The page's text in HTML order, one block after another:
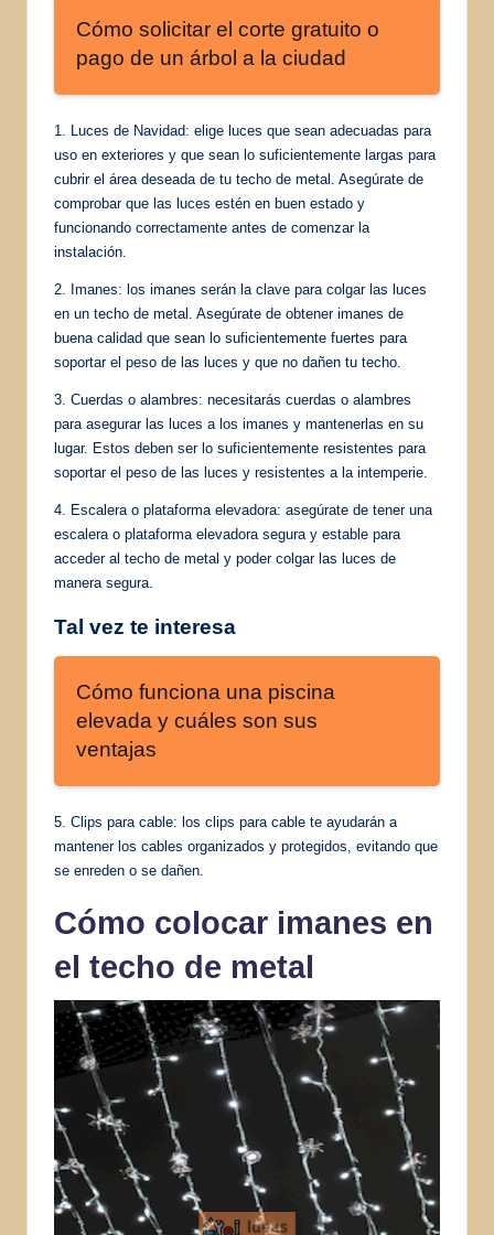
Cómo solicitar el corte gratuito o
pago de un árbol a la ciudad
1. Luces de Navidad: elige luces que sean adecuadas para
uso en exteriores y que sean lo suficientemente largas para
cubrir el área deseada de tu techo de metal. Asegúrate de
comprobar que las luces estén en buen estado y
funcionando correctamente antes de comenzar la
instalación.
2. Imanes: los imanes serán la clave para colgar las luces
en un techo de metal. Asegúrate de obtener imanes de
buena calidad que sean lo suficientemente fuertes para
soportar el peso de las luces y que no dañen tu techo.
3. Cuerdas o alambres: necesitarás cuerdas o alambres
para asegurar las luces a los imanes y mantenerlas en su
lugar. Estos deben ser lo suficientemente resistentes para
soportar el peso de las luces y resistentes a la intemperie.
4. Escalera o plataforma elevadora: asegúrate de tener una
escalera o plataforma elevadora segura y estable para
acceder al techo de metal y poder colgar las luces de
manera segura.
Tal vez te interesa
Cómo funciona una piscina
elevada y cuáles son sus
ventajas
5. Clips para cable: los clips para cable te ayudarán a
mantener los cables organizados y protegidos, evitando que
se enreden o se dañen.
Cómo colocar imanes en
el techo de metal